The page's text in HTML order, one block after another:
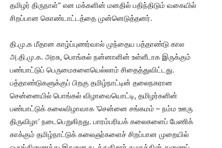
தமிழர் திருநாள்” என மக்களின் மனதில் பதிந்திடும் வகையில்
சிறப்பான கொண்டாட்டத்தை முன்னெடுத்தனர்.
தி.மு.க மீதான காழ்ப்புணர்வால் முந்தைய பத்தாண்டு கால
அ.தி.மு.க. அரசு, பொங்கல் நன்னாளின் உள்ளீடாக இருக்கும்
பண்பாட்டுப் பெருமைகளையெல்லாம் சிதைத்துவிட்டது.
பத்தாண்டுகளுக்குப் பிறகு தமிழ்நாட்டின் தலைநகரான
சென்னையில் பொங்கல் விழாவையொட்டி, தமிழர்களின்
பண்பாட்டுக் கலைவிழாவாக ‘சென்னை சங்கமம் – நம்ம ஊரு
திருவிழா’ நடைபெறுகிறது. பாரம்பரியக் கலைகளைப் பேணிக்
காக்கும் தமிழ்நாட்டுக் கலைஞர்களைச் சிறப்பான முறையில்